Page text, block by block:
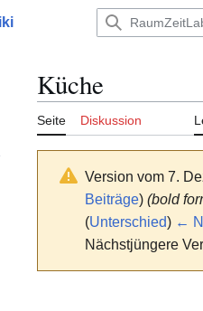
Geräte umschalten
Küche
Seite Diskussion
Version vom 7.
Beiträge) (bold
(Unterschied) ←
Nächstjüngere